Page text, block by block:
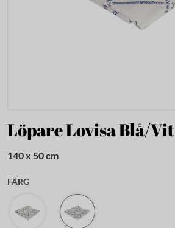
Löpare Lovisa Blå/Vit
140 x 50 cm
FÄRG